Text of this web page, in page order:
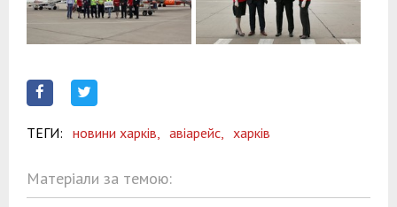
ТЕГИ: новини харків, авіарейс, харків
Матеріали за темою: